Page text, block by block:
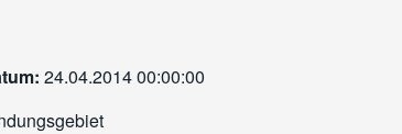
24.04.2014 00:00:00